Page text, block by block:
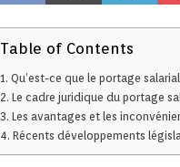
Table of Contents
Qu’est-ce que le portage salarial
Le cadre juridique du portage
Les avantages et les
Récents développements